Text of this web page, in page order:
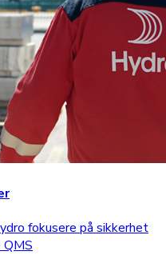
fokusere på sikkerhet
QMS